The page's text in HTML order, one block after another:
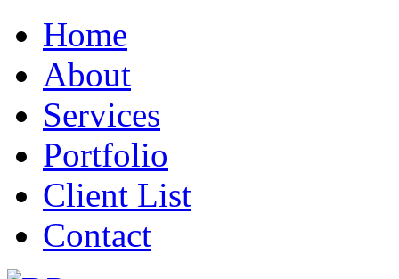
Home
About
Services
Portfolio
Client List
Contact